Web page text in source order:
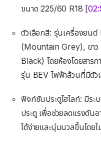
ขนาด 225/60 R18 [
ตัวเลือกสี: รุ่นเครื่องยน
(Mountain Grey), ขา
Black) โดยห้องโดยสารภ
รุ่น BEV ไฟฟ้าล้วนที่มีตัว
ฟังก์ชันประตูไฮไลท์: มีระ
ประตู เพื่อช่วยลดแรงดันอ
ได้ง่ายและนุ่มนวลขึ้นโด